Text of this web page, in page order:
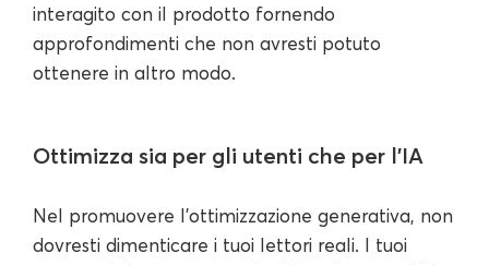
interagito con il prodotto fornendo
approfondimenti che non avresti potuto
ottenere in altro modo.
Ottimizza sia per gli utenti che per l'IA
Nel promuovere l'ottimizzazione generativa, non
dovresti dimenticare i tuoi lettori reali. I tuoi